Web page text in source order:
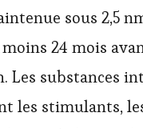
sous 2,5
24 mois
Les substances
les stimulants,